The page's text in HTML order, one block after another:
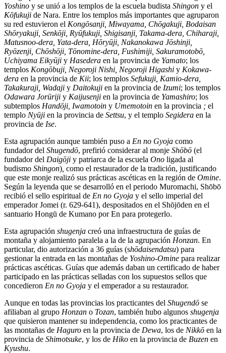
Yoshino y se unió a los templos de la escuela budista Shingon y el
Kōfukuji de Nara. Entre los templos más importantes que agruparon
su red estuvieron el Kongōsanji, Miwayama, Chōgakuji, Bodaisan
Shōryakuji, Senkōji, Ryūfukuji, Shigisanji, Takama-dera, Chiharaji,
Matusnoo-dera, Yata-dera, Hōryūji, Nakanokawa Jōshinji,
Ryōzenji, Chōshōji, Tōnomine-dera, Fushimiji, Sakuramotobō,
Uchiyama Eikyūji y Hasedera en la provincia de Yamato; los
templos Kongōbuji, Negoroji Nishi, Negoroji Higashi y Kokawa-
dera en la provincia de Kii; los templos Sefukuji, Kamio-dera,
Takakuraji, Wadaji y Daitokuji en la provincia de Izumi; los templos
Odawara Jorūriji y Kaijusenji en la provincia de Yamashiro; los
subtemplos Handōji, Iwamotoin y Umemotoin en la provincia ; el
templo Nyūji en la provincia de Settsu, y el templo Segidera en la
provincia de Ise.
Esta agrupación aunque también puso a En no Gyoja como
fundador del Shugendō, prefirió considerar al monje Shōbō (el
fundador del Daigōji y patriarca de la escuela Ono ligada al
budismo Shingon) como el restaurador de la tradición, justificando
que este monje realizó sus prácticas ascéticas en la región de Omine.
Según la leyenda que se desarrolló en el periodo Muromachi, Shōbō
recibió el sello espiritual de En no Gyoja y el sello imperial del
emperador Jomei (r. 629-641), despositados en el Shōjōden en el
santuario Hongū de Kumano por En para protegerlo.
Esta agrupación shugenja creó una infraestructura de guías de
montaña y alojamiento paralela a la de la agrupación Honzan. En
particular, dio autorización a 36 guías (shōdaisendatsu) para
gestionar la entrada en las montañas de Yoshino-Omine para realizar
prácticas ascéticas. Guías que además daban un certificado de haber
participado en las prácticas selladas con los supuestos sellos que
concedieron En no Gyoja y el emperador a su restaurador.
Aunque en todas las provincias los practicantes del Shugendō se
afiliaban al grupo Honzan o Tozan, también hubo algunos shugenja
que quisieron mantener su independencia, como los practicantes de
las montañas de Haguro en la provincia de Dewa, los de Nikkō en la
provincia de Shimotsuke, y los de Hiko en la provincia de Buzen en
Kyushu.